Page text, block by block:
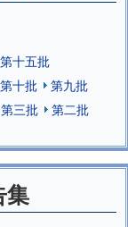
第十五批
第十批
第九批
第三批
第二批
集